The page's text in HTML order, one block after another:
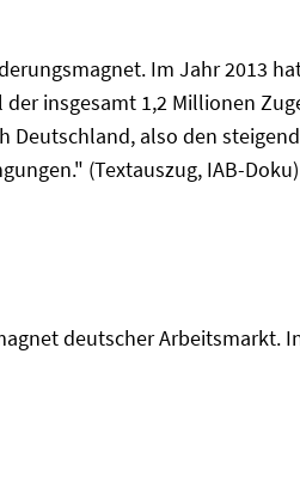
Im Jahr 2013
insgesamt 1,2 Millionen
Deutschland, also den
(Textauszug, IAB-Doku)
deutscher Arbeitsmarkt.